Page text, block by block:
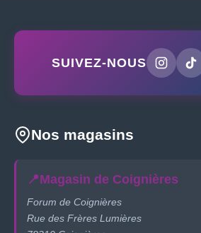
SUIVEZ-NOUS
Nos magasins
📍Magasin de Coignières
Forum de Coignières
Rue des Frères Lumières